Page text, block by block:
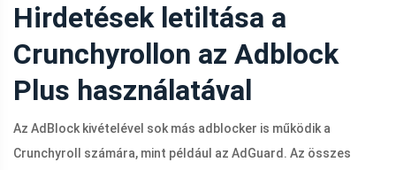
Hirdetések letiltása a
Crunchyrollon az Adblock
Plus használatával
Az AdBlock kivételével sok más adblocker is működik a
Crunchyroll számára, mint például az AdGuard. Az összes